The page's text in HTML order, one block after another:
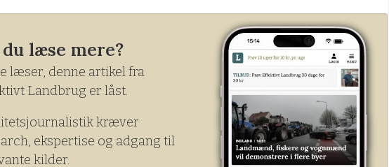
er en lovændring, som et flertal uden om regeringen
læse mere?
læser, denne artikel fra
Landbrug er låst.
kræver
ekspertise og adgang til
kilder.